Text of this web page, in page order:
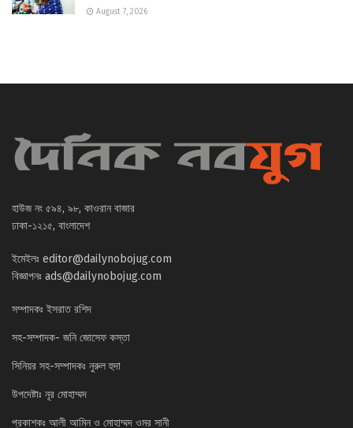
August 7, 2026
হাউজ নং ৫৯৪, ৯৮, কাওরান বাজার
ঢাকা-১২১৫, বাংলাদেশ
ইমেইলঃ editor@dailynobojug.com
বিজ্ঞাপনঃ ads@dailynobojug.com
সম্পাদকঃ ইসরাত রশিদ
সহ-সম্পাদক- জনি জোসেফ কস্তা
সিনিয়র সহ-সম্পাদকঃ নুরুল হুদা
উপদেষ্টাঃ নূর মোহাম্মদ
প্রকাশকঃ আলী আমিন ও মোহাম্মদ ওমর সানী